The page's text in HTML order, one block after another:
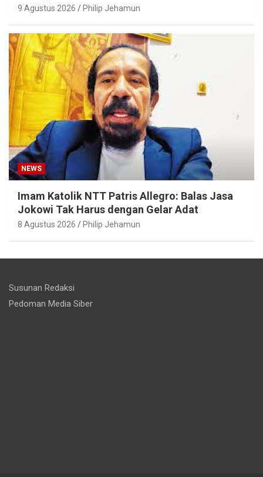
9 Agustus 2026 Philip Jehamun
NEWS
Imam Katolik NTT Patris Allegro: Balas Jasa
Jokowi Tak Harus dengan Gelar Adat
8 Agustus 2026 Philip Jehamun
Susunan Redaksi
Pedoman Media Siber